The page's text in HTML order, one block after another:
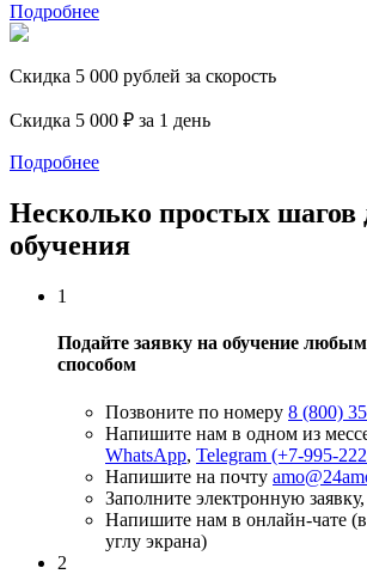
Подробнее
Скидка 5 000 рублей за скорость
Скидка 5 000 ₽ за 1 день
Подробнее
Несколько простых шагов
обучения
1
Подайте заявку на обучение
способом
Позвоните по номеру 8 (800)
Напишите нам в одном из
WhatsApp, Telegram (+7-995-
Напишите на почту
Заполните электронную заявку,
Напишите нам в онлайн-чате
углу экрана)
2